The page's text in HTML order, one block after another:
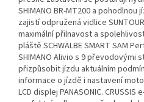
SHIMANO BR-MT200 a
zajistí odpružená vidlice SUNTOUR
maximální přilnavost a
pláště SCHWALBE SMART SAM
SHIMANO Alivio s 9 převodovými
přizpůsobit jízdu aktuálním
informace o jízdě i nastavení
LCD displej PANASONIC. CRUSSIS